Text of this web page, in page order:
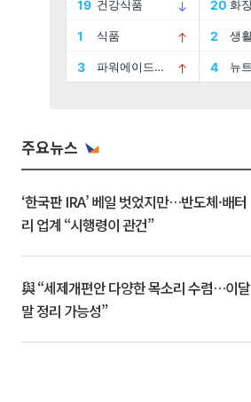
주요뉴스
‘한국판 IRA’ 베일 벗었지만…반도체·배터
리 업계 “시행령이 관건”
與 “세제개편안 다양한 목소리 수렴…이달
말 정리 가능성”